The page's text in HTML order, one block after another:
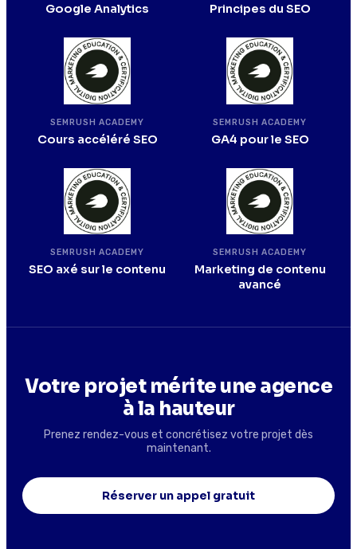
Google Analytics Principes du SEO
SEMRUSH ACADEMY
Cours accéléré SEO
SEMRUSH ACADEMY
GA4 pour le SEO
SEMRUSH ACADEMY
SEO axé sur le contenu
SEMRUSH ACADEMY
Marketing de contenu
avancé
Votre projet mérite une agence
à la hauteur
Prenez rendez-vous et concrétisez votre projet dès
maintenant.
Réserver un appel gratuit